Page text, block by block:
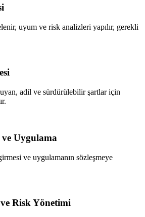
uyum ve risk analizleri yapılır, gerekli
adil ve sürdürülebilir şartlar için
ve Uygulama
ve uygulamanın sözleşmeye
Risk Yönetimi